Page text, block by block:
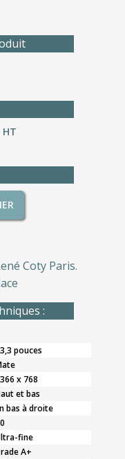
HT
Coty Paris.
:
pouces
x 768
et bas
bas à droite
fine
A+